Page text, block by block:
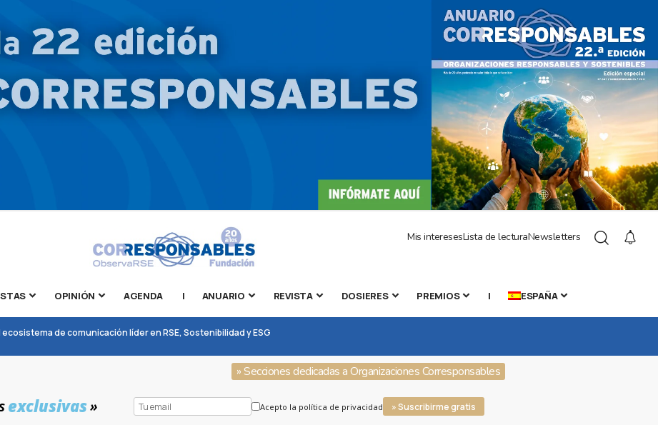
Mis interesesLista de lecturaNewsletters
OPINIÓN AGENDA | ANUARIO REVISTA DOSIERES PREMIOS | ESPAÑA
de comunicación líder en RSE, Sostenibilidad y ESG
» Secciones dedicadas a Organizaciones Corresponsables
exclusivas» Acepto la política de privacidad » Suscribirme gratis